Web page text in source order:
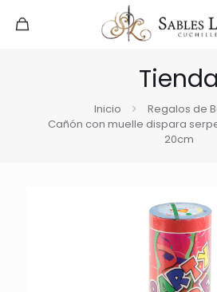
Tienda
Inicio
Regalos de
Cañón con muelle dispara
20cm